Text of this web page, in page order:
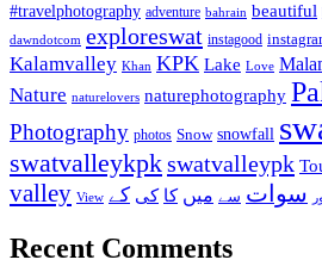
#travelphotography adventure bahrain beautiful
dawndotcom exploreswat instagood
Kalamvalley Khan KPK Lake Love
Nature naturelovers naturephotography
Photography photos Snow snowfall
swatvalleykpkswatvalleypk
valley View سوات سے میں کا کی کے
Recent Comments